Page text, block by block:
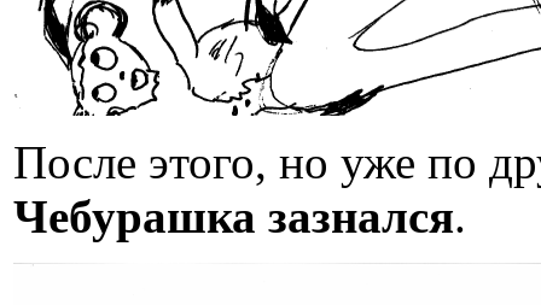
После этого, но уже по
Чебурашка зазнался.